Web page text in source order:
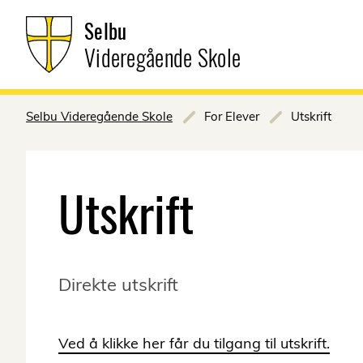
Selbu
Videregående Skole
Selbu Videregående Skole For Elever Utskrift
Utskrift
Direkte utskrift
Ved å klikke her får du tilgang til utskrift.